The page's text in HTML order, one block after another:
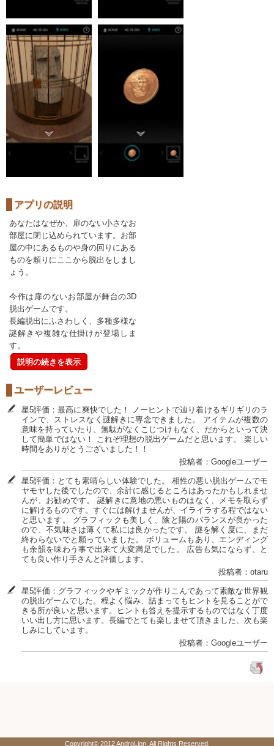
アプリの説明
あなたはなぜか、扉のない小さなお
部屋に閉じ込められています。お部
屋の中にあるものや身の回りにある
ものを頼りにここから脱出をしまし
ょう。
今作は扉のないお部屋が舞台の3D
脱出ゲームです。
長編脱出にふさわしく、多種多様な
謎解きや複雑な仕掛けが登場しま
す。
説明の続きを表示
ユーザーレビュー
星5評価：最高に爽快でした！ ノーヒントで辿り着けるギリギリのラ
インで、ストレスなく謎解きに専念できました。 アイテムが複数の
意味を持っていたり、無駄がなくこじつけもなく、だからといって決
して簡単ではない！ これぞ理想の脱出ゲームだと思います。 楽しい
時間をありがとうございました！！
投稿者：Googleユーザー
星5評価：とても素晴らしい体験でした。 相性の悪い脱出ゲームでモ
ヤモヤした後でしたので、余計に感じるところはあったかもしれませ
んが、お勧めです。 謎解きに意地の悪いものはなく、メモを取らず
に解けるものです。すぐには解けませんが、イライラする程ではない
と思います。 グラフィックも美しく、陰と陽のバランスが良かった
ので、不気味さは薄くて私には良かったです。 謎を解く度に、まだ
終わらないでと願っていました。 ボリュームもあり、エンディング
も余韻を味わう事で出来て大変満足でした。 広告も気にならず、と
ても良い作り手さんと評価します。
投稿者：otaru
星5評価：グラフィックやギミックが作りこんであって素敵な世界観
の脱出ゲームでした。程よく悩み、詰まってもヒントを見ることがで
きる所が良いと思います。ヒントも答えを提示するものではなく丁度
いい出し方に思います。長編でとても楽しませて頂きました、次も楽
しみにしています。
投稿者：Googleユーザー
Copyright© 2012 AndroLion. All Rights Reserved.